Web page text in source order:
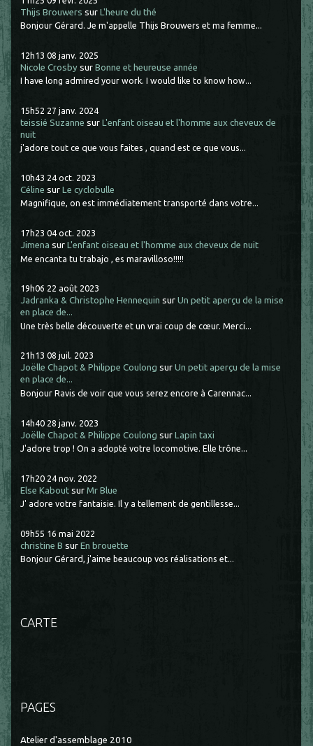
Thijs Brouwers surL'heure du thé
Bonjour Gérard. Je m'appelle Thijs Brouwers et ma femme...
12h13 08 janv. 2025
Nicole Crosby surBonne et heureuse année
I have long admired your work. I would like to know how...
15h52 27 janv. 2024
teissié Suzanne surL'enfant oiseau et l'homme aux cheveux de
nuit
j'adore tout ce que vous faites , quand est ce que vous...
10h43 24 oct. 2023
Céline surLe cyclobulle
Magnifique, on est immédiatement transporté dans votre...
17h23 04 oct. 2023
Jimena surL'enfant oiseau et l'homme aux cheveux de nuit
Me encanta tu trabajo , es maravilloso!!!!!
19h06 22 août 2023
Jadranka & Christophe Hennequin surUn petit aperçu de la mise
en place de...
Une très belle découverte et un vrai coup de cœur. Merci...
21h13 08 juil. 2023
Joëlle Chapot & Philippe Coulong surUn petit aperçu de la mise
en place de...
Bonjour Ravis de voir que vous serez encore à Carennac...
14h40 28 janv. 2023
Joëlle Chapot & Philippe Coulong surLapin taxi
J'adore trop ! On a adopté votre locomotive. Elle trône...
17h20 24 nov. 2022
Else Kabout surMr Blue
J' adore votre fantaisie. Il y a tellement de gentillesse...
09h55 16 mai 2022
christine B surEn brouette
Bonjour Gérard, j'aime beaucoup vos réalisations et...
CARTE
PAGES
Atelier d'assemblage 2010